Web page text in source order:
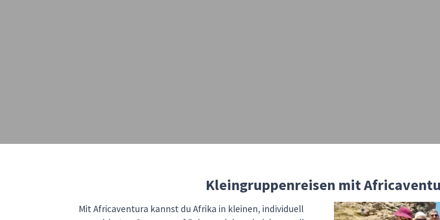
Kleingruppenreisen mit
Mit Africaventura kannst du Afrika in kleinen, individuell